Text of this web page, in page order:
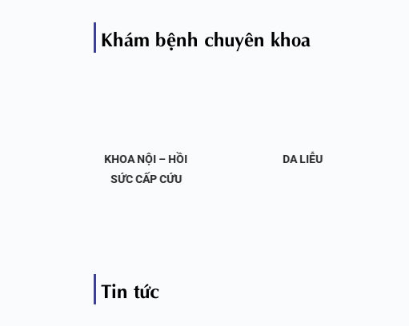
Khám bệnh chuyên khoa
KHOA NỘI – HỒI
SỨC CẤP CỨU
DA LIỄU
Tin tức